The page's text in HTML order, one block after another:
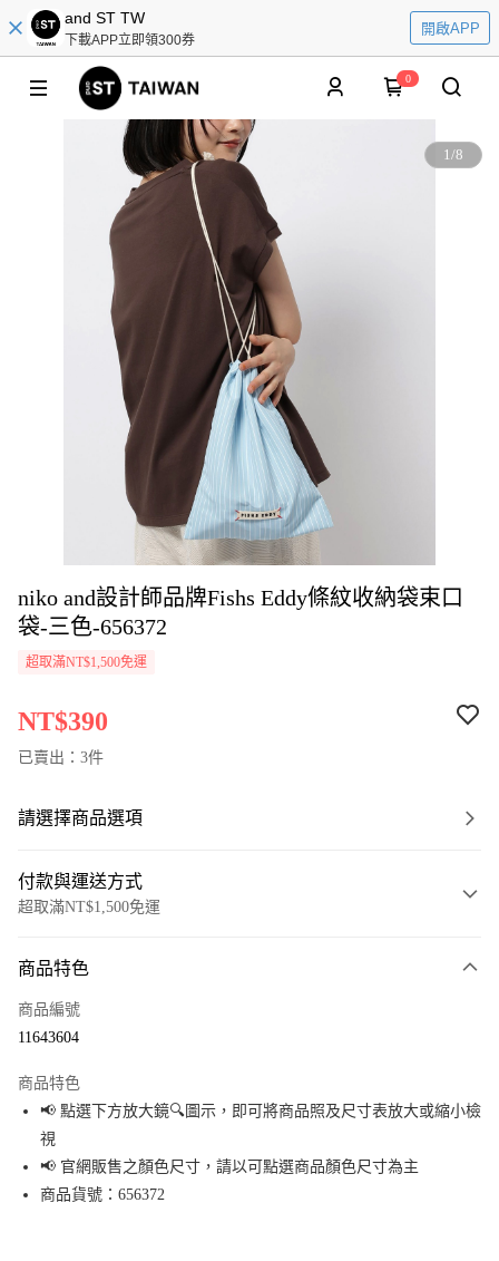
and ST TW
下載APP立即領300券
開啟APP
0
1/8
niko and設計師品牌Fishs Eddy條紋收納袋束口
袋-三色-656372
超取滿NT$1,500免運
NT$390
已賣出：3件
請選擇商品選項
付款與運送方式
超取滿NT$1,500免運
信用卡一次付款
Apple Pay
街口支付
悠遊付
商品特色
商品編號
11643604
商品特色
📢 點選下方放大鏡🔍圖示，即可將商品照及尺寸表放大或縮小檢
視
📢 官網販售之顏色尺寸，請以可點選商品顏色尺寸為主
商品貨號：656372